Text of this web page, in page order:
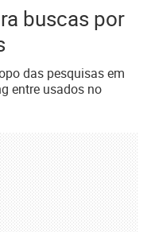
buscas por
das pesquisas em
entre usados no